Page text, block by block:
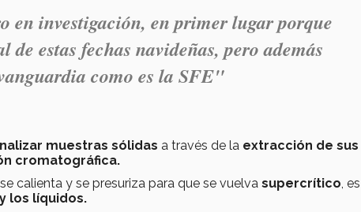
en investigación, en primer lugar porque
estas fechas navideñas, pero además
como es la SFE"
muestras sólidas a través de la extracción de sus
cromatográfica.
se calienta y se presuriza para que se vuelva supercrítico , es
los líquidos.